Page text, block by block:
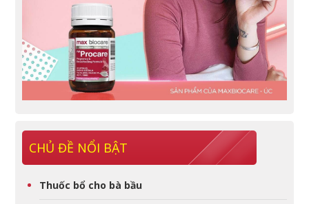
CHỦ ĐỀ NỔI BẬT
Thuốc bổ cho bà bầu